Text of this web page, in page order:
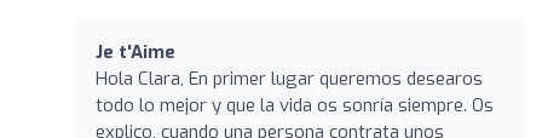
Je t'Aime
Hola Clara, En primer lugar queremos desearos
todo lo mejor y que la vida os sonría siempre. Os
explico, cuando una persona contrata unos